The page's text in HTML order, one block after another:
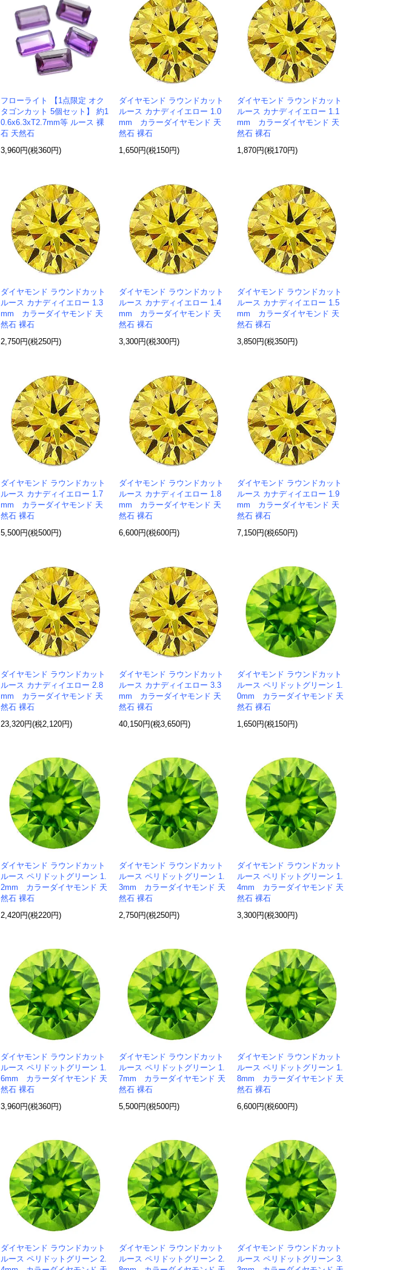
フローライト 【1点限定 オク
タゴンカット 5個セット】 約1
0.6x6.3xT2.7mm等 ルース 裸
石 天然石
3,960円(税360円)
ダイヤモンド ラウンドカット
ルース カナディイエロー 1.0
mm カラーダイヤモンド 天
然石 裸石
1,650円(税150円)
ダイヤモンド ラウンドカット
ルース カナディイエロー 1.1
mm カラーダイヤモンド 天
然石 裸石
1,870円(税170円)
ダイヤモンド ラウンドカット
ルース カナディイエロー 1.3
mm カラーダイヤモンド 天
然石 裸石
2,750円(税250円)
ダイヤモンド ラウンドカット
ルース カナディイエロー 1.4
mm カラーダイヤモンド 天
然石 裸石
3,300円(税300円)
ダイヤモンド ラウンドカット
ルース カナディイエロー 1.5
mm カラーダイヤモンド 天
然石 裸石
3,850円(税350円)
ダイヤモンド ラウンドカット
ルース カナディイエロー 1.7
mm カラーダイヤモンド 天
然石 裸石
5,500円(税500円)
ダイヤモンド ラウンドカット
ルース カナディイエロー 1.8
mm カラーダイヤモンド 天
然石 裸石
6,600円(税600円)
ダイヤモンド ラウンドカット
ルース カナディイエロー 1.9
mm カラーダイヤモンド 天
然石 裸石
7,150円(税650円)
ダイヤモンド ラウンドカット
ルース カナディイエロー 2.8
mm カラーダイヤモンド 天
然石 裸石
23,320円(税2,120円)
ダイヤモンド ラウンドカット
ルース カナディイエロー 3.3
mm カラーダイヤモンド 天
然石 裸石
40,150円(税3,650円)
ダイヤモンド ラウンドカット
ルース ペリドットグリーン 1.
0mm カラーダイヤモンド 天
然石 裸石
1,650円(税150円)
ダイヤモンド ラウンドカット
ルース ペリドットグリーン 1.
2mm カラーダイヤモンド 天
然石 裸石
2,420円(税220円)
ダイヤモンド ラウンドカット
ルース ペリドットグリーン 1.
3mm カラーダイヤモンド 天
然石 裸石
2,750円(税250円)
ダイヤモンド ラウンドカット
ルース ペリドットグリーン 1.
4mm カラーダイヤモンド 天
然石 裸石
3,300円(税300円)
ダイヤモンド ラウンドカット
ルース ペリドットグリーン 1.
6mm カラーダイヤモンド 天
然石 裸石
3,960円(税360円)
ダイヤモンド ラウンドカット
ルース ペリドットグリーン 1.
7mm カラーダイヤモンド 天
然石 裸石
5,500円(税500円)
ダイヤモンド ラウンドカット
ルース ペリドットグリーン 1.
8mm カラーダイヤモンド 天
然石 裸石
6,600円(税600円)
ダイヤモンド ラウンドカット
ルース ペリドットグリーン 2.
ダイヤモンド ラウンドカット
ルース ペリドットグリーン 2.
ダイヤモンド ラウンドカット
ルース ペリドットグリーン 3.